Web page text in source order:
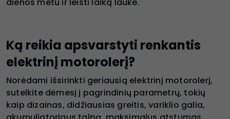
dienos metu ir leisti laiką lauke.
Ką reikia apsvarstyti renkantis
elektrinį motorolerį?
Norėdami išsirinkti geriausią elektrinį motorolerį,
sutelkite dėmesį į pagrindinių parametrų, tokių
kaip dizainas, didžiausias greitis, variklio galia,